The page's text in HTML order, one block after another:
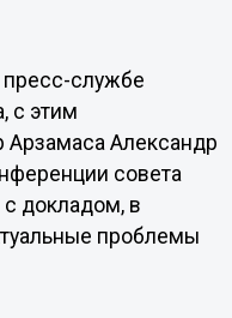
службе
с этим
Александр
совета
докладом, в
проблемы